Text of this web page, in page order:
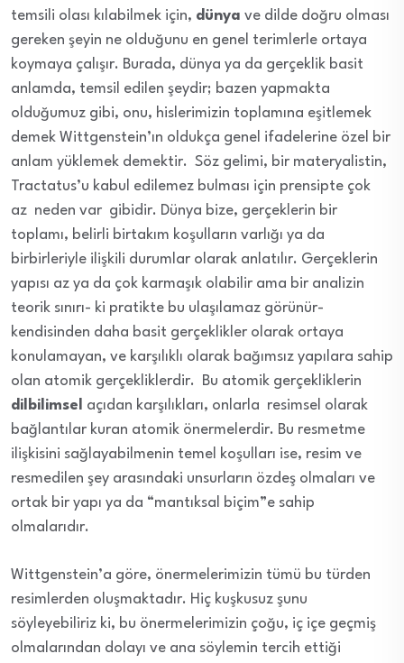
temsili olası kılabilmek için, dünya ve dilde doğru olması
gereken şeyin ne olduğunu en genel terimlerle ortaya
koymaya çalışır. Burada, dünya ya da gerçeklik basit
anlamda, temsil edilen şeydir; bazen yapmakta
olduğumuz gibi, onu, hislerimizin toplamına eşitlemek
demek Wittgenstein’ın oldukça genel ifadelerine özel bir
anlam yüklemek demektir. Söz gelimi, bir materyalistin,
Tractatus’u kabul edilemez bulması için prensipte çok
az neden var gibidir. Dünya bize, gerçeklerin bir
toplamı, belirli birtakım koşulların varlığı ya da
birbirleriyle ilişkili durumlar olarak anlatılır. Gerçeklerin
yapısı az ya da çok karmaşık olabilir ama bir analizin
teorik sınırı- ki pratikte bu ulaşılamaz görünür-
kendisinden daha basit gerçeklikler olarak ortaya
konulamayan, ve karşılıklı olarak bağımsız yapılara sahip
olan atomik gerçekliklerdir. Bu atomik gerçekliklerin
dilbilimsel
açıdan karşılıkları, onlarla resimsel olarak
bağlantılar kuran atomik önermelerdir. Bu resmetme
ilişkisini sağlayabilmenin temel koşulları ise, resim ve
resmedilen şey arasındaki unsurların özdeş olmaları ve
ortak bir yapı ya da “mantıksal biçim”e sahip
olmalarıdır.
Wittgenstein’a göre, önermelerimizin tümü bu türden
resimlerden oluşmaktadır. Hiç kuşkusuz şunu
söyleyebiliriz ki, bu önermelerimizin çoğu, iç içe geçmiş
olmalarından dolayı ve ana söylemin tercih ettiği